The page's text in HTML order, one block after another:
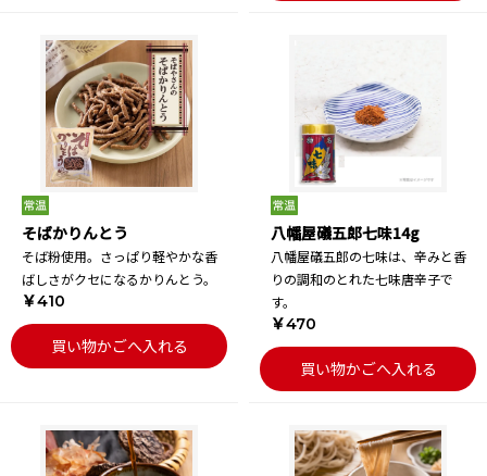
そばかりんとう
そば粉使用。さっぱり軽やかな香
ばしさがクセになるかりんとう。
￥410
買い物かごへ入れる
八幡屋礒五郎七味14g
八幡屋礒五郎の七味は、辛みと香
りの調和のとれた七味唐辛子で
す。
￥470
買い物かごへ入れる